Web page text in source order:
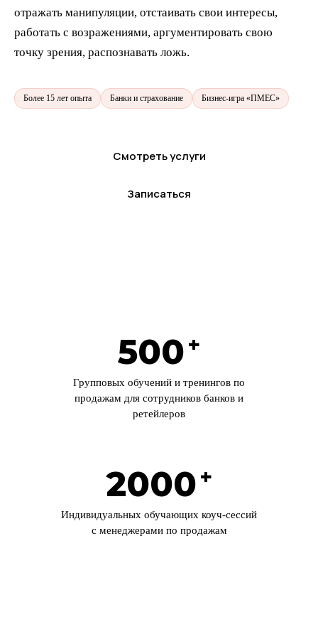
отражать манипуляции, отстаивать свои интересы,
работать с возражениями, аргументировать свою
точку зрения, распознавать ложь.
Более 15 лет опыта Банки и страхование Бизнес-игра «ПМЕС»
Смотреть услуги
Записаться
500 +
Групповых обучений и тренингов по
продажам для сотрудников банков и
ретейлеров
2000 +
Индивидуальных обучающих коуч-сессий
с менеджерами по продажам